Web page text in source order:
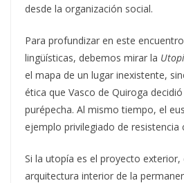
desde la organización social.
Para profundizar en este
lingüísticas, debemos mirar la
el mapa de un lugar inexistente,
ética que Vasco de Quiroga
purépecha. Al mismo tiempo, el
ejemplo privilegiado de resistencia
Si la utopía es el proyecto exterior,
arquitectura interior de la